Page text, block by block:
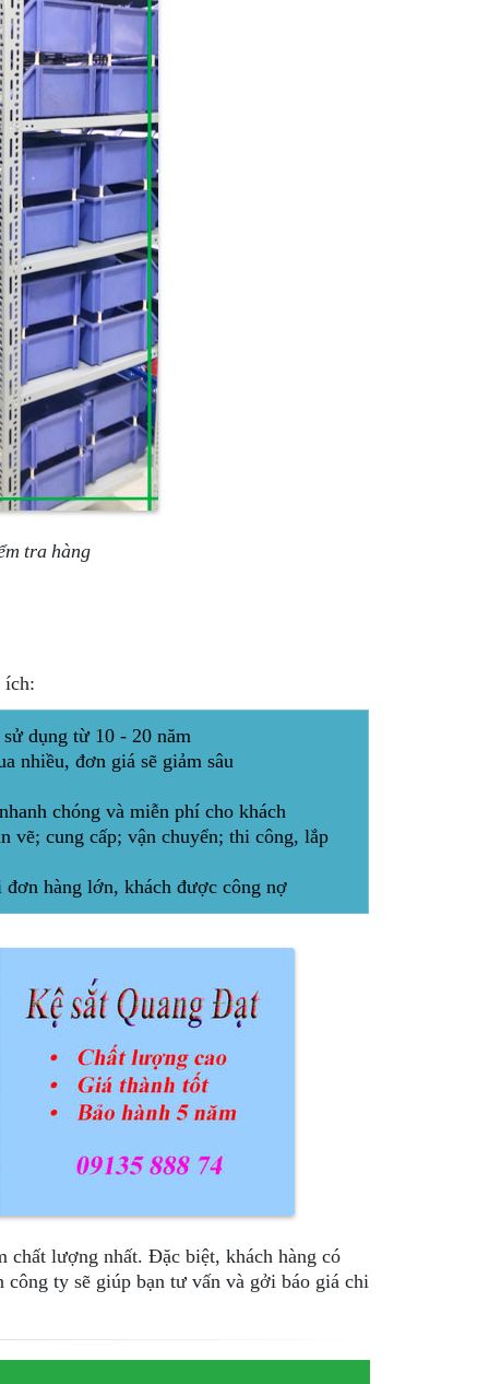
tra hàng
ích:
dụng từ 10 - 20 năm
nhiều, đơn giá sẽ giảm sâu
chóng và miễn phí cho khách
vẽ; cung cấp; vận chuyển; thi công, lắp
hàng lớn, khách được công nợ
chất lượng nhất. Đặc biệt, khách hàng có
ty sẽ giúp bạn tư vấn và gởi báo giá chi